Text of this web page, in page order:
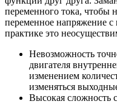
переменного тока, чтобы
переменное напряжение
практике это
Невозможность
двигателя
изменением
изменяться
Высокая сложность